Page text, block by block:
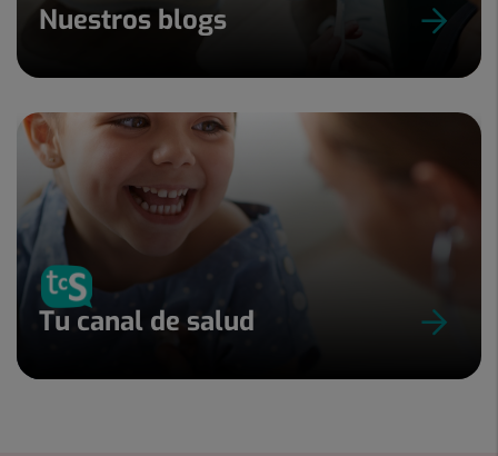
Nuestros blogs
Tu canal de salud